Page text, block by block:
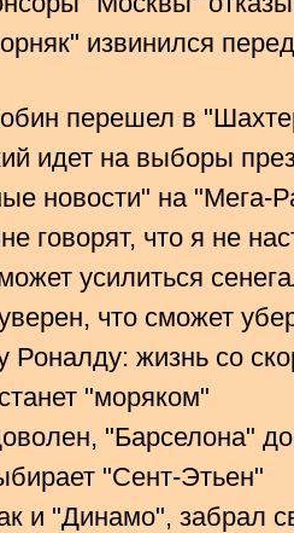
извинился
перешел в
идет на выборы
новости" на "Мега-
говорят, что я не
усилиться
что сможет
Роналду: жизнь со
"моряком"
"Барселона"
"Сент-Этьен"
и "Динамо", забрал